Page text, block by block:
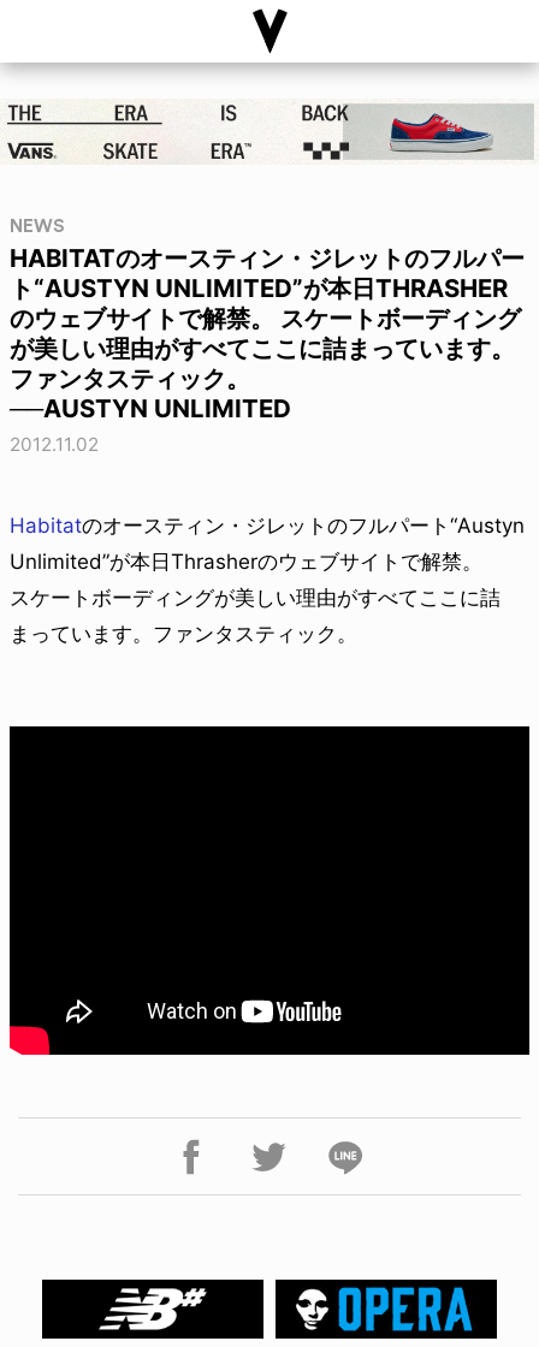
NEWS
HABITATのオースティン・ジレットのフルパー
ト“AUSTYN UNLIMITED”が本日THRASHER
のウェブサイトで解禁。 スケートボーディング
が美しい理由がすべてここに詰まっています。
ファンタスティック。
──AUSTYN UNLIMITED
2012.11.02
Habitatのオースティン・ジレットのフルパート“Austyn
Unlimited”が本日Thrasherのウェブサイトで解禁。
スケートボーディングが美しい理由がすべてここに詰
まっています。ファンタスティック。